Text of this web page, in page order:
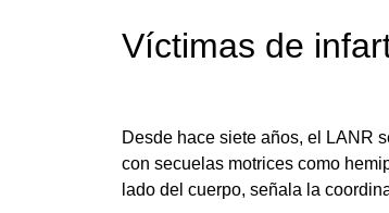
Víctimas de
Desde hace siete años, el LANR
con secuelas motrices como
lado del cuerpo, señala la